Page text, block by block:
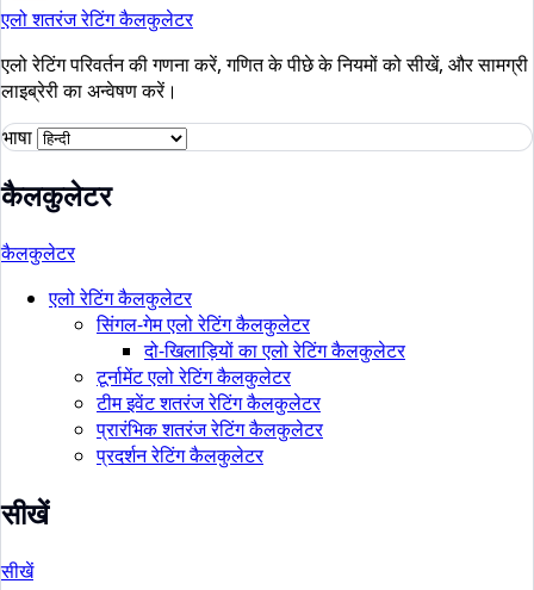
एलो शतरंज रेटिंग कैलकुलेटर
एलो रेटिंग परिवर्तन की गणना करें, गणित के पीछे के नियमों को सीखें, और सामग्री
लाइब्रेरी का अन्वेषण करें।
भाषा
कैलकुलेटर
कैलकुलेटर
एलो रेटिंग कैलकुलेटर
सिंगल-गेम एलो रेटिंग कैलकुलेटर
दो-खिलाड़ियों का एलो रेटिंग कैलकुलेटर
टूर्नामेंट एलो रेटिंग कैलकुलेटर
टीम इवेंट शतरंज रेटिंग कैलकुलेटर
प्रारंभिक शतरंज रेटिंग कैलकुलेटर
प्रदर्शन रेटिंग कैलकुलेटर
सीखें
सीखें